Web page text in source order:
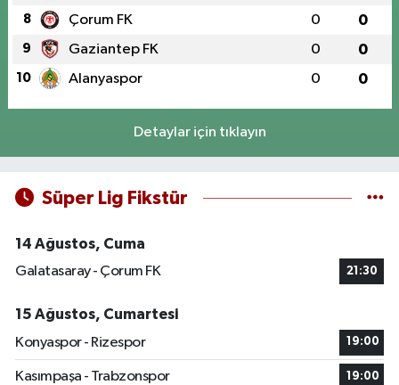
8 Çorum FK 0 0
9 Gaziantep FK 0 0
10 Alanyaspor 0 0
Detaylar için tıklayın
Süper Lig Fikstür
14 Ağustos, Cuma
Galatasaray - Çorum FK
21:30
15 Ağustos, Cumartesi
Konyaspor - Rizespor
19:00
Kasımpaşa - Trabzonspor 19:00